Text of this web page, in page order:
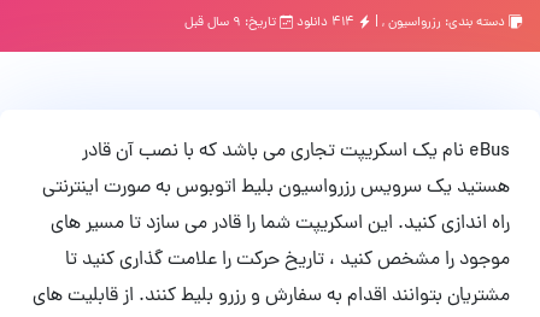
دسته بندی: رزرواسیون, | تاریخ: ۹ سال قبل
eBus نام یک اسکریپت تجاری می باشد که با نصب آن قادر
هستید یک سرویس رزرواسیون بلیط اتوبوس به صورت اینترنتی
راه اندازی کنید. این اسکریپت شما را قادر می سازد تا مسیر های
موجود را مشخص کنید ، تاریخ حرکت را علامت گذاری کنید تا
مشتریان بتوانند اقدام به سفارش و رزرو بلیط کنند. از قابلیت های